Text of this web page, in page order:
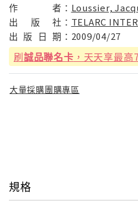
作 者： Loussier,
出
版 社： TELARC
出 版 日 期： 2009/04/27
刷誠品聯名卡 ，天天享最
大量採購團購專區
規格